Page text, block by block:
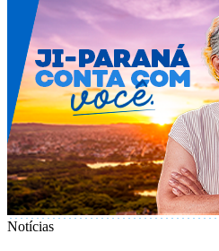
Notícias